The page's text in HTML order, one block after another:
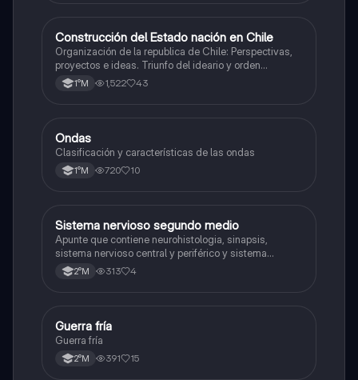
Historia
Construcción del Estado nación en Chile
Organización de la republica de Chile: Perspectivas,
proyectos e ideas. Triunfo del ideario y orden
conservador. Constitución de 1833. "Era Portaliana"
1°M 1,522 43
Física
Ondas
Clasificación y características de las ondas
1°M 720 10
Biología
Sistema nervioso segundo medio
Apunte que contiene neurohistologia, sinapsis,
sistema nervioso central y periférico y sistema
endocrino
2°M 313 4
Historia
Guerra fría
Guerra fría
2°M 391 15